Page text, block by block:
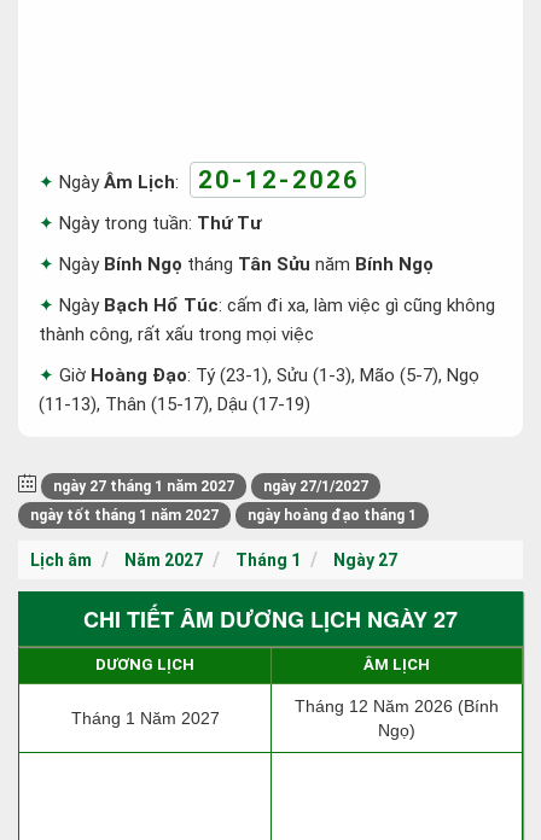
NgàyÂm Lịch: 20-12-2026
Ngày trong tuần: Thứ Tư
Ngày Bính Ngọ tháng Tân Sửu năm Bính Ngọ
Ngày Bạch Hổ Túc: cấm đi xa, làm việc gì cũng không
thành công, rất xấu trong mọi việc
Giờ Hoàng Đạo: Tý (23-1), Sửu (1-3), Mão (5-7), Ngọ
(11-13), Thân (15-17), Dậu (17-19)
ngày 27 tháng 1 năm 2027
ngày 27/1/2027
ngày tốt tháng 1 năm 2027
ngày hoàng đạo tháng 1
Lịch âm Năm 2027 Tháng 1 Ngày 27
CHI TIẾT ÂM DƯƠNG LỊCH NGÀY 27
DƯƠNG LỊCH ÂM LỊCH
Tháng 1 Năm 2027
Tháng 12 Năm 2026 (Bính
Ngọ)